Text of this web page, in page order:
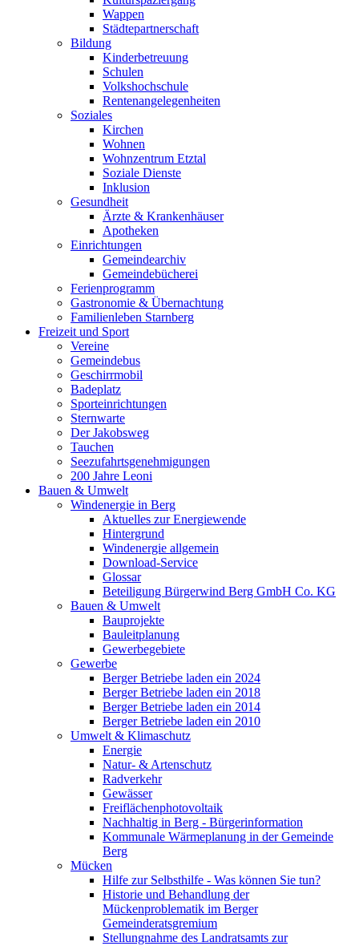
Wappen
Städtepartnerschaft
Bildung
Kinderbetreuung
Schulen
Volkshochschule
Rentenangelegenheiten
Soziales
Kirchen
Wohnen
Wohnzentrum Etztal
Soziale Dienste
Inklusion
Gesundheit
Ärzte & Krankenhäuser
Apotheken
Einrichtungen
Gemeindearchiv
Gemeindebücherei
Ferienprogramm
Gastronomie & Übernachtung
Familienleben Starnberg
Freizeit und Sport
Vereine
Gemeindebus
Geschirrmobil
Badeplatz
Sporteinrichtungen
Sternwarte
Der Jakobsweg
Tauchen
Seezufahrtsgenehmigungen
200 Jahre Leoni
Bauen & Umwelt
Windenergie in Berg
Aktuelles zur Energiewende
Hintergrund
Windenergie allgemein
Download-Service
Glossar
Beteiligung Bürgerwind Berg GmbH Co. KG
Bauen & Umwelt
Bauprojekte
Bauleitplanung
Gewerbegebiete
Gewerbe
Berger Betriebe laden ein 2024
Berger Betriebe laden ein 2018
Berger Betriebe laden ein 2014
Berger Betriebe laden ein 2010
Umwelt & Klimaschutz
Energie
Natur- & Artenschutz
Radverkehr
Gewässer
Freiflächenphotovoltaik
Nachhaltig in Berg - Bürgerinformation
Kommunale Wärmeplanung in der Gemeinde
Berg
Mücken
Hilfe zur Selbsthilfe - Was können Sie tun?
Historie und Behandlung der
Mückenproblematik im Berger
Gemeinderatsgremium
Stellungnahme des Landratsamts zur